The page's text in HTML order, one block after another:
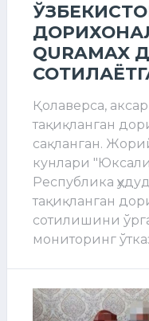
QURAMAX
Қолаверса,
тақиқланган
сақланган.
кунлари
Республика
тақиқланган
сотилишини
мониторинг